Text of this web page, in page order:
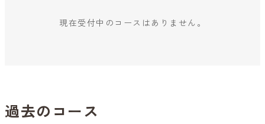
現在受付中のコースはありません。
過去のコース